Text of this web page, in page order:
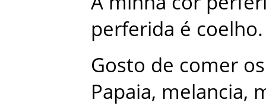
perferida é coelho.
Gosto de comer os
Papaia, melancia,